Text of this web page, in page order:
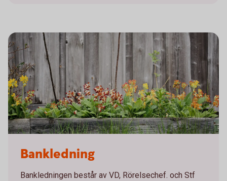
Bankledning
Bankledningen består av VD, Rörelsechef. och Stf